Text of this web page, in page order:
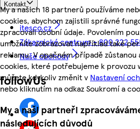
My a našich 18 partnerů používáme
cookies, abychom zajistili správné
zpracovali osobní údaje. Povolením
umožníte zobrazovat například také
reklamu. V opačném případě zůstanou
cookies, které potřebujeme k provozu
můžete kdykoliv změnit v Nastavení
nebo kliknutím na odkaz Soukromí a
My a naši partneři
následujících důvodů
Kontakt
itesco.cz
Zákaznické centrum - 800 222
Naše obchody
followUs